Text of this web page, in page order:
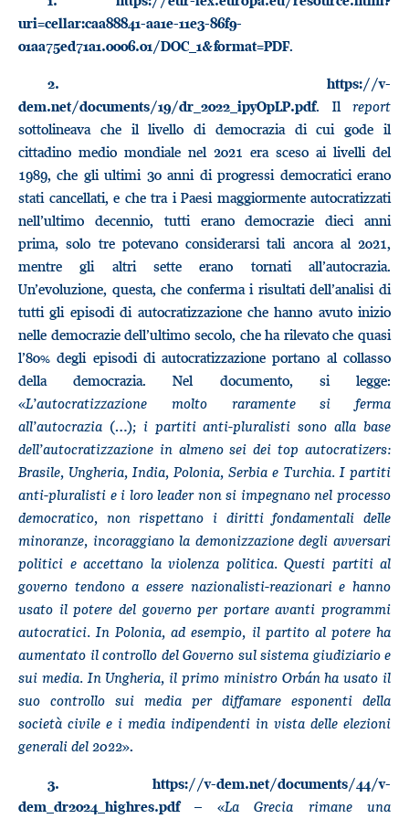
uri=cellar:caa88841-aa1e-11e3-86f9-
01aa75ed71a1.0006.01/DOC_1&format=PDF.
2.
https://v-
dem.net/documents/19/dr_2022_ipyOpLP.pdf. Ilreport
sottolineava che il livello di democrazia di cui gode il
cittadino medio mondiale nel 2021 era sceso ai livelli del
1989, che gli ultimi 30 anni di progressi democratici erano
stati cancellati, e che tra i Paesi maggiormente autocratizzati
nell’ultimo decennio, tutti erano democrazie dieci anni
prima, solo tre potevano considerarsi tali ancora al 2021,
mentre gli altri sette erano tornati all’autocrazia.
Un’evoluzione, questa, che conferma i risultati dell’analisi di
tutti gli episodi di autocratizzazione che hanno avuto inizio
nelle democrazie dell’ultimo secolo, che ha rilevato che quasi
l’80% degli episodi di autocratizzazione portano al collasso
della democrazia. Nel documento, si legge:
«L’autocratizzazione molto raramente si ferma
all’autocrazia (…); i partiti anti-pluralisti sono alla base
dell’autocratizzazione in almeno sei dei top autocratizers:
Brasile, Ungheria, India, Polonia, Serbia e Turchia. I partiti
anti-pluralisti e i loro leader non si impegnano nel processo
democratico, non rispettano i diritti fondamentali delle
minoranze, incoraggiano la demonizzazione degli avversari
politici e accettano la violenza politica. Questi partiti al
governo tendono a essere nazionalisti-reazionari e hanno
usato il potere del governo per portare avanti programmi
autocratici. In Polonia, ad esempio, il partito al potere ha
aumentato il controllo del Governo sul sistema giudiziario e
sui media. In Ungheria, il primo ministro Orbán ha usato il
suo controllo sui media per diffamare esponenti della
società civile e i media indipendenti in vista delle elezioni
generali del 2022».
3.
https://v-dem.net/documents/44/v-
dem_dr2024_highres.pdf– «La Grecia rimane una